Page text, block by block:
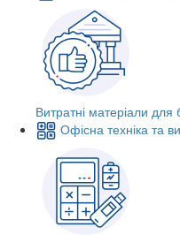
Витратні матеріали для
Офісна техніка та